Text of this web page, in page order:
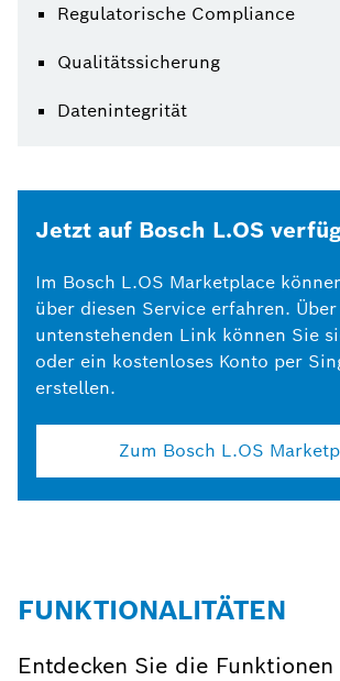
Regulatorische Compliance
Qualitätssicherung
Datenintegrität
Jetzt auf Bosch L.OS
Im Bosch L.OS Marketplace
über diesen Service erfahren.
untenstehenden Link können Sie
oder ein kostenloses Konto per
erstellen.
Zum Bosch L.OS
FUNKTIONALITÄTEN
Entdecken Sie die